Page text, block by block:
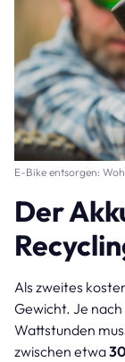
E-Bike entsorgen:
Der
Als zweites
Gewicht. Je
Wattstunden
zwischen etwa